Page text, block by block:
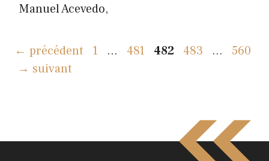
Manuel Acevedo,
← précédent Page
1 … Page
481 Page
482 Page
483 … Page
560
→ suivant